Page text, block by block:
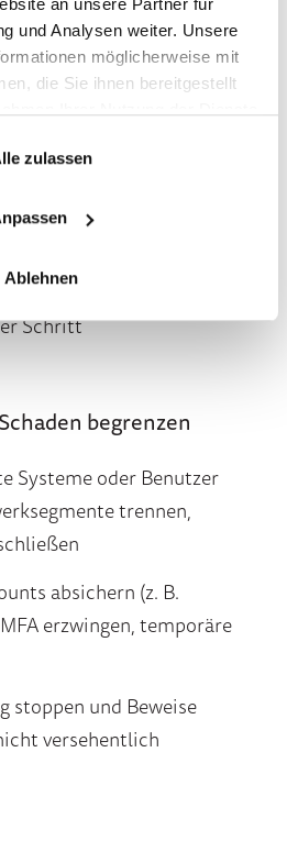
an unsere Partner für
und Analysen weiter. Unsere
möglicherweise mit
die Sie ihnen bereitgestellt
zulassen
Ablehnen
einordnen,
erkennen (z. B. über
ist es?
Incident ja/nein,
Schritt
begrenzen
Systeme oder Benutzer
trennen,
absichern (z. B.
erzwingen, temporäre
stoppen und Beweise
versehentlich